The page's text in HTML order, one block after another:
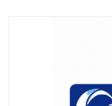
黑白保护膜